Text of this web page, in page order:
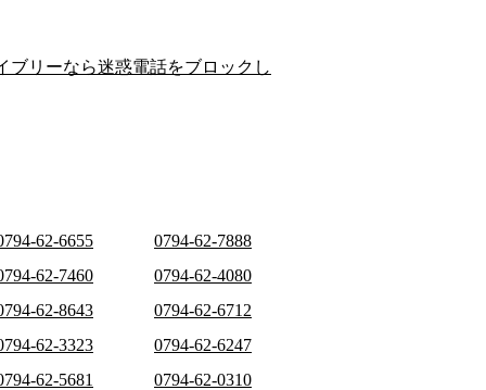
ブリーなら迷惑電話をブロックし
62-6655
0794-62-7888
62-7460
0794-62-4080
62-8643
0794-62-6712
62-3323
0794-62-6247
62-5681
0794-62-0310